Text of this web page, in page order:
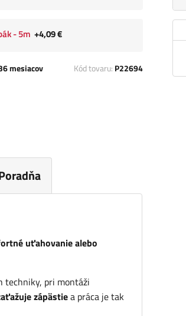
- 5m +4,09 €
mesiacov Kód tovaru: P22694
uťahovanie alebo
techniky, pri montáži
zápästiea práca je tak